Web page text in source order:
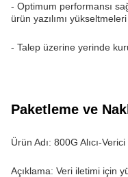
- Optimum performansı
ürün yazılımı yükseltmeleri
- Talep üzerine yerinde
Paketleme ve
Ürün Adı: 800G Alıcı-Verici
Açıklama: Veri iletimi için